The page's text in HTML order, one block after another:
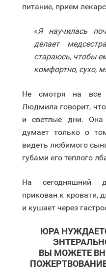
питание, прием
«Я научилась
делает
стараюсь, чтобы
комфортно, сухо,
Не смотря на все
Людмила говорит,
и светлые дни. Она
думает только о
видеть любимого
губами его теплого
На сегодняшний
прикован к кровати,
и кушает через
ЮРА
ВЫ МОЖЕТЕ